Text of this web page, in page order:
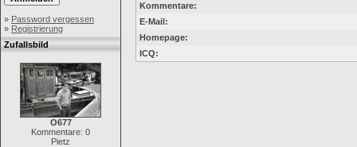
» Password vergessen
» Registrierung
Zufallsbild
O677
Kommentare: 0
Pietz
Kommentare:
E-Mail:
Homepage:
ICQ: